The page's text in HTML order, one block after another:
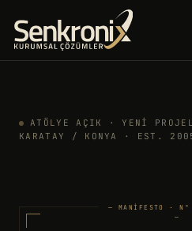
ATÖLYE AÇIK · YENI
KARATAY / KONYA · EST.
— MANIFESTO ·
—